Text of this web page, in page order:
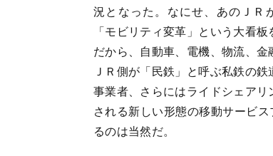
況となった。なにせ、あのＪＲ
「モビリティ変革」という大看
だから、自動車、電機、物流、金
ＪＲ側が「民鉄」と呼ぶ私鉄の
事業者、さらにはライドシェアリ
される新しい形態の移動サービ
るのは当然だ。